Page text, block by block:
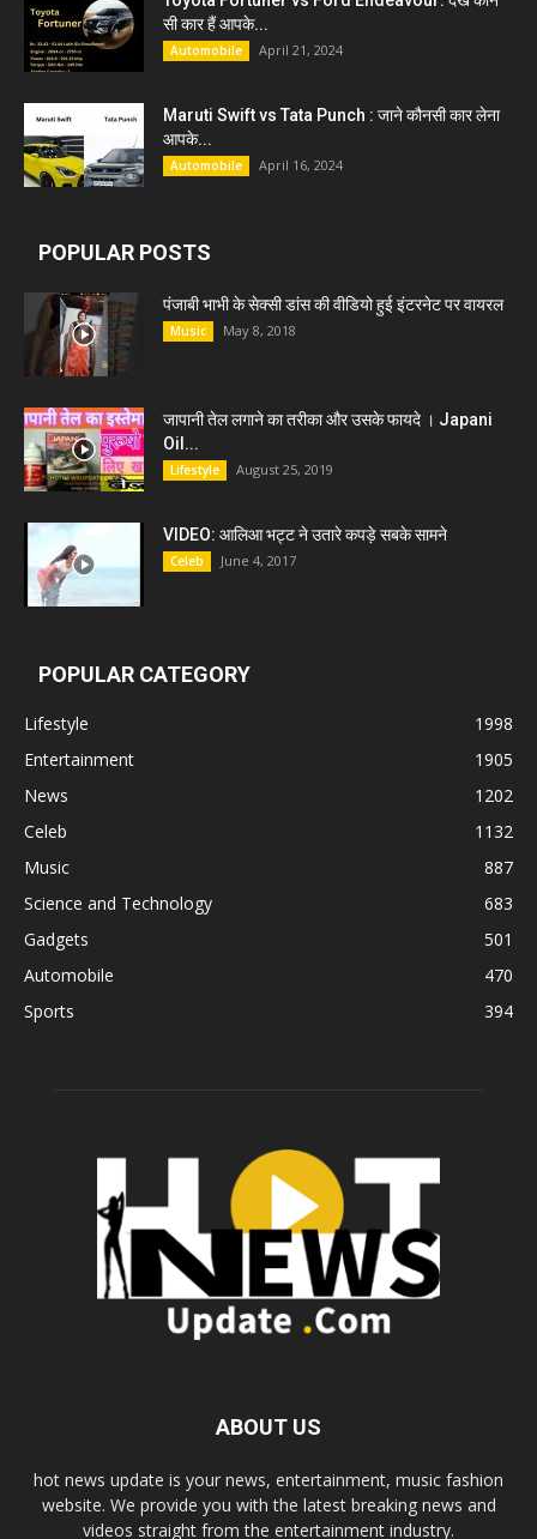
सी कार हैं आपके...
Automobile April 21, 2024
Maruti Swift vs Tata Punch : जाने कौनसी कार लेना
आपके...
Automobile April 16, 2024
POPULAR POSTS
पंजाबी भाभी के सेक्सी डांस की वीडियो हुई इंटरनेट पर वायरल
Music May 8, 2018
जापानी तेल लगाने का तरीका और उसके फायदे । Japani
Oil...
Lifestyle August 25, 2019
VIDEO: आलिआ भट्ट ने उतारे कपड़े सबके सामने
Celeb June 4, 2017
POPULAR CATEGORY
Lifestyle
1998
Entertainment
1905
News
1202
Celeb
1132
Music
887
Science and Technology
683
Gadgets
501
Automobile
470
Sports
394
ABOUT US
hot news update is your news, entertainment, music fashion
website. We provide you with the latest breaking news and
videos straight from the entertainment industry.